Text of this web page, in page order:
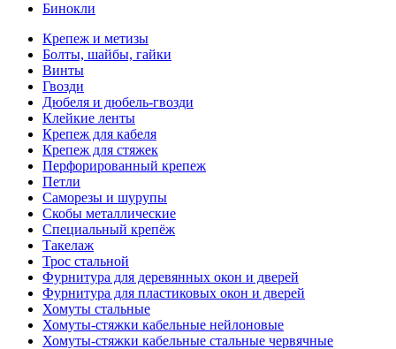
Бинокли
Крепеж и метизы
Болты, шайбы, гайки
Винты
Гвозди
Дюбеля и дюбель-гвозди
Клейкие ленты
Крепеж для кабеля
Крепеж для стяжек
Перфорированный крепеж
Петли
Саморезы и шурупы
Скобы металлические
Специальный крепёж
Такелаж
Трос стальной
Фурнитура для деревянных окон и дверей
Фурнитура для пластиковых окон и дверей
Хомуты стальные
Хомуты-стяжки кабельные нейлоновые
Хомуты-стяжки кабельные стальные червячные